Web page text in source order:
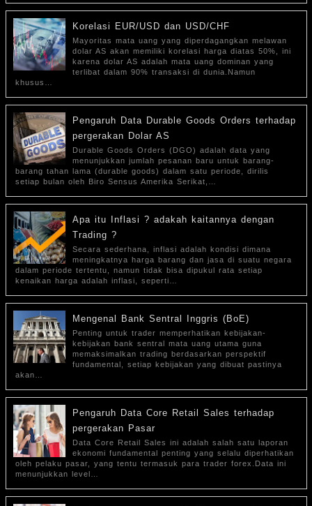
Korelasi EUR/USD dan USD/CHF
Mayoritas mata uang yang diperdagangkan melawan
dolar AS akan memiliki korelasi harga diatas 50%, ini
karena dolar AS adalah mata uang dominan yang
terlibat dalam 90% transaksi di dunia.Namun
khusus…
Pengaruh Data Durable Goods Orders terhadap
pergerakan Dolar AS
Durable Goods Orders (DGO) adalah data yang
menunjukkan jumlah pesanan baru untuk barang-
barang tahan lama (durable goods) dalam satu periode, dirilis
setiap bulan oleh Biro Sensus Amerika Serikat,…
Apa itu Inflasi ? adakah kaitannya dengan
Trading ?
Secara sederhana, inflasi adalah kondisi dimana
meningkatnya harga barang dan jasa di suatu negara
dalam periode tertentu, namun tidak bisa dipukul rata setiap
kenaikan harga adalah inflasi, seperti…
Mengenal Bank Sentral Inggris (BoE)
Penting untuk trader memperhatikan kebijakan-
kebijakan bank sentral mata uang utama guna
memaksimalkan trading berdasarkan perspektif
fundamental, setiap kebijakan yang dibuat pastinya
akan…
Pengaruh Data Core Retail Sales terhadap
pergerakan Pasar
Data Core Retail Sales ini adalah salah satu laporan
ekonomi fundamental penting yang selalu diperhatikan
oleh pelaku pasar, yang tentu termasuk para trader forex.Data ini
menunjukkan level…